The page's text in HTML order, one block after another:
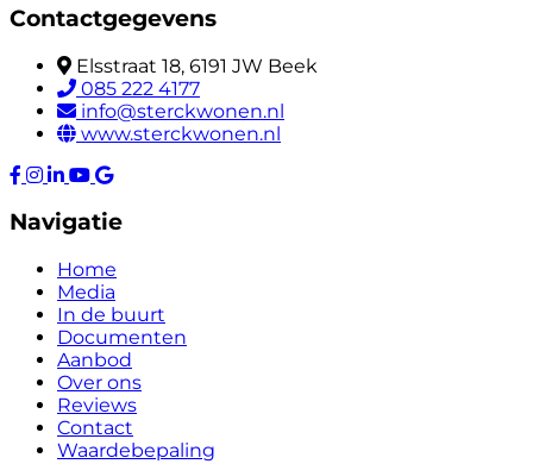
Contactgegevens
Elsstraat 18, 6191 JW Beek
085 222 4177
info@sterckwonen.nl
www.sterckwonen.nl
Navigatie
Home
Media
In de buurt
Documenten
Aanbod
Over ons
Reviews
Contact
Waardebepaling